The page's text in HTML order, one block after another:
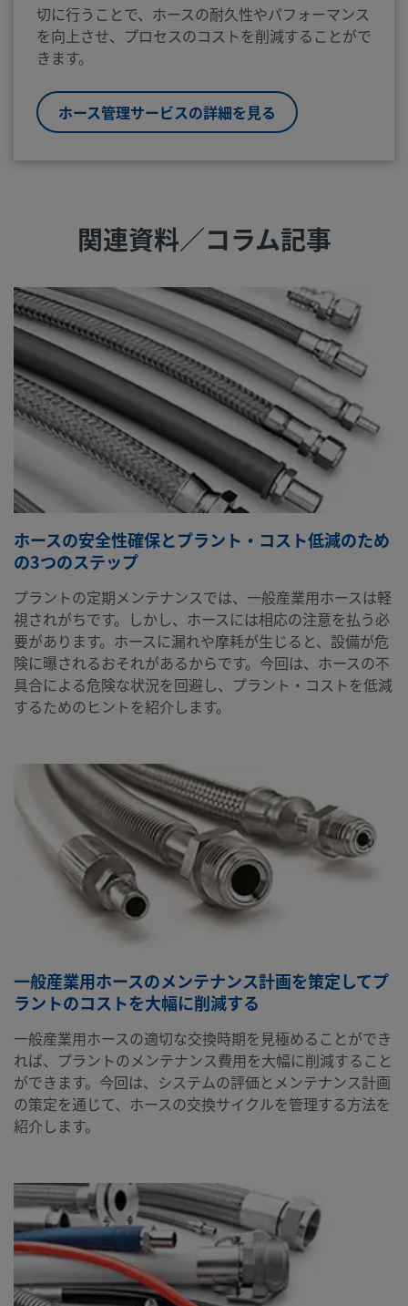
切に行うことで、ホースの耐久性やパフォーマンス
を向上させ、プロセスのコストを削減することがで
きます。
ホース管理サービスの詳細を見る
関連資料／コラム記事
ホースの安全性確保とプラント・コスト低減のため
の3つのステップ
プラントの定期メンテナンスでは、一般産業用ホースは軽
視されがちです。しかし、ホースには相応の注意を払う必
要があります。ホースに漏れや摩耗が生じると、設備が危
険に曝されるおそれがあるからです。今回は、ホースの不
具合による危険な状況を回避し、プラント・コストを低減
するためのヒントを紹介します。
一般産業用ホースのメンテナンス計画を策定してプ
ラントのコストを大幅に削減する
一般産業用ホースの適切な交換時期を見極めることができ
れば、プラントのメンテナンス費用を大幅に削減すること
ができます。今回は、システムの評価とメンテナンス計画
の策定を通じて、ホースの交換サイクルを管理する方法を
紹介します。